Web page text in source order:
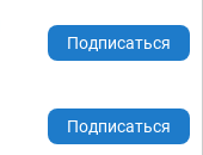
Подписаться
Подписаться